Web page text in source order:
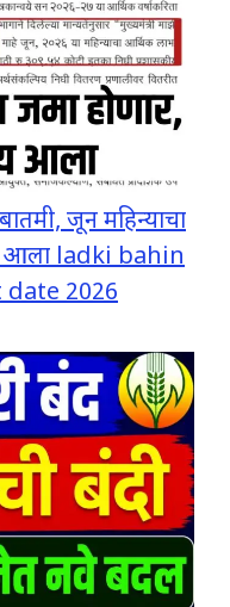
जून महिन्याचा
आला ladki bahin
2026